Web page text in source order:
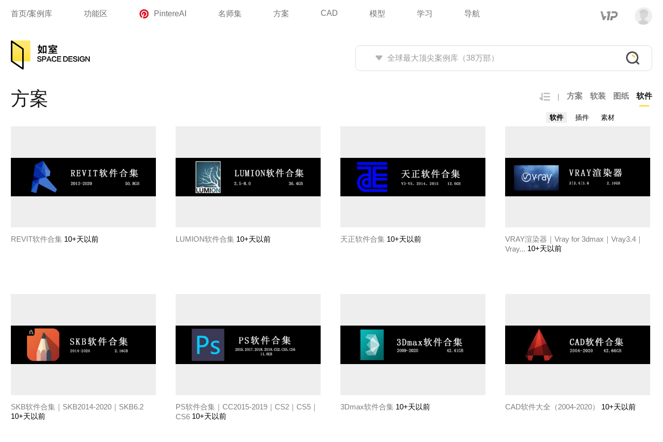
首页/案例库 功能区 PintereAI 名师集 方案 CAD 模型 学习 导航
方案 | 方案 软装 图纸 软件
软件 插件 素材
REVIT软件合集 10+天以前 LUMION软件合集 10+天以前 天正软件合集 10+天以前
VRAY渲染器｜Vray for 3dmax｜Vray3.4｜
Vray... 10+天以前
SKB软件合集｜SKB2014-2020｜SKB6.2
10+天以前
PS软件合集｜CC2015-2019｜CS2｜CS5｜
CS6 10+天以前
3Dmax软件合集 10+天以前 CAD软件大全（2004-2020） 10+天以前